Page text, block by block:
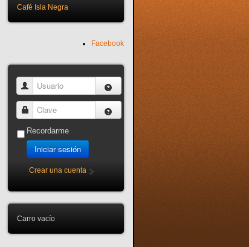
Café Isla Negra
Facebook
Usuario
Clave
Recordarme
Iniciar sesión
Crear una cuenta
Carro vacío